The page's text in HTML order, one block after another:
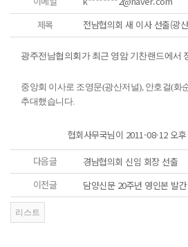
제목
전남협의회 새 이사 선출(광
광주전남협의회가 최근 영암 기찬랜드에서
중앙회 이사로 조영문(광산저널), 안호걸(화
추대했습니다.
협회사무국님이 2011-08-12 오
다음글
경남협의회 신임 회장 선출
이전글
담양신문 20주년 영인본 발간